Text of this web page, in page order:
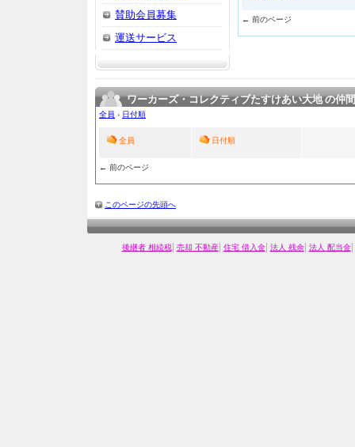
賛助会員募集
運送サービス
← 前のページ
ワーカーズ・コレクティブたすけあい大地 の仲
全員 › 日付順
全員 日付順
← 前のページ
このページの先頭へ
後継者 相続税| 売却 不動産| 住宅 借入金| 法人 残余| 法人 配当金|